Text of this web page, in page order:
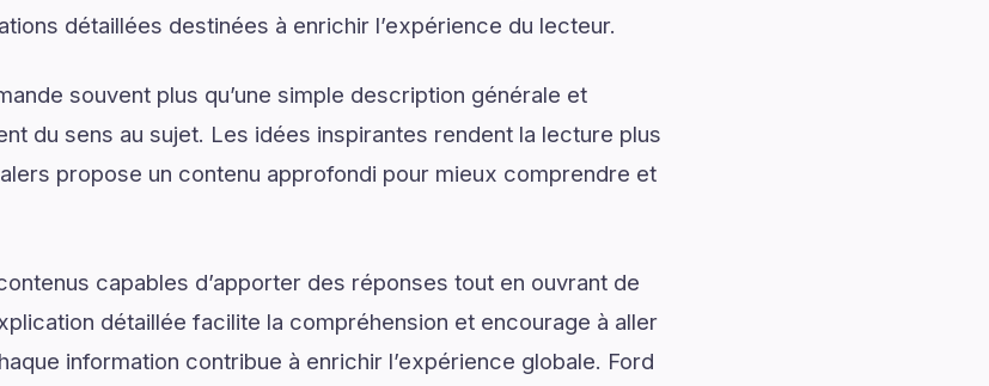
détaillées destinées à enrichir l’expérience du lecteur.
souvent plus qu’une simple description générale et
du sens au sujet. Les idées inspirantes rendent la lecture plus
propose un contenu approfondi pour mieux comprendre et
capables d’apporter des réponses tout en ouvrant de
détaillée facilite la compréhension et encourage à aller
information contribue à enrichir l’expérience globale. Ford